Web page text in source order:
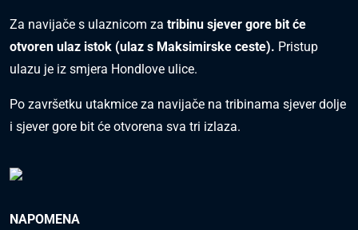
Za navijače s ulaznicom za tribinu sjever gore bit će
otvoren ulaz istok (ulaz s Maksimirske ceste). Pristup
ulazu je iz smjera Hondlove ulice.
Po završetku utakmice za navijače na tribinama sjever dolje
i sjever gore bit će otvorena sva tri izlaza.
NAPOMENA